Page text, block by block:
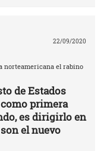
22/09/2020
norteamericana el rabino
de Estados
primera
es dirigirlo en
el nuevo